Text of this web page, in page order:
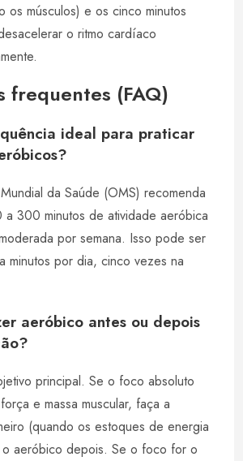
os músculos) e os cinco minutos
o ritmo cardíaco
frequentes (FAQ)
ideal para praticar
da Saúde (OMS) recomenda
a 300 minutos de atividade aeróbica
por semana. Isso pode ser
minutos por dia, cinco vezes na
aeróbico antes ou depois
principal. Se o foco absoluto
e massa muscular, faça a
(quando os estoques de energia
aeróbico depois. Se o foco for o